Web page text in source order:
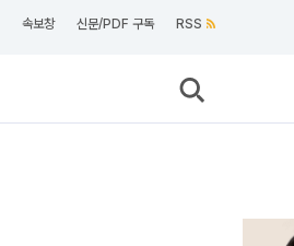
속보창 신문/PDF 구독 RSS